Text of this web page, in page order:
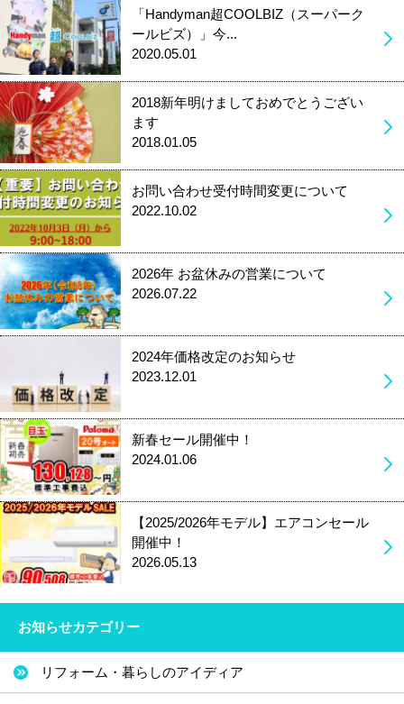
「Handyman超COOLBIZ（スーパーク
ールビズ）」今...
2020.05.01
2018新年明けましておめでとうござい
ます
2018.01.05
お問い合わせ受付時間変更について
2022.10.02
2026年 お盆休みの営業について
2026.07.22
2024年価格改定のお知らせ
2023.12.01
新春セール開催中！
2024.01.06
【2025/2026年モデル】エアコンセール
開催中！
2026.05.13
お知らせカテゴリー
リフォーム・暮らしのアイディア